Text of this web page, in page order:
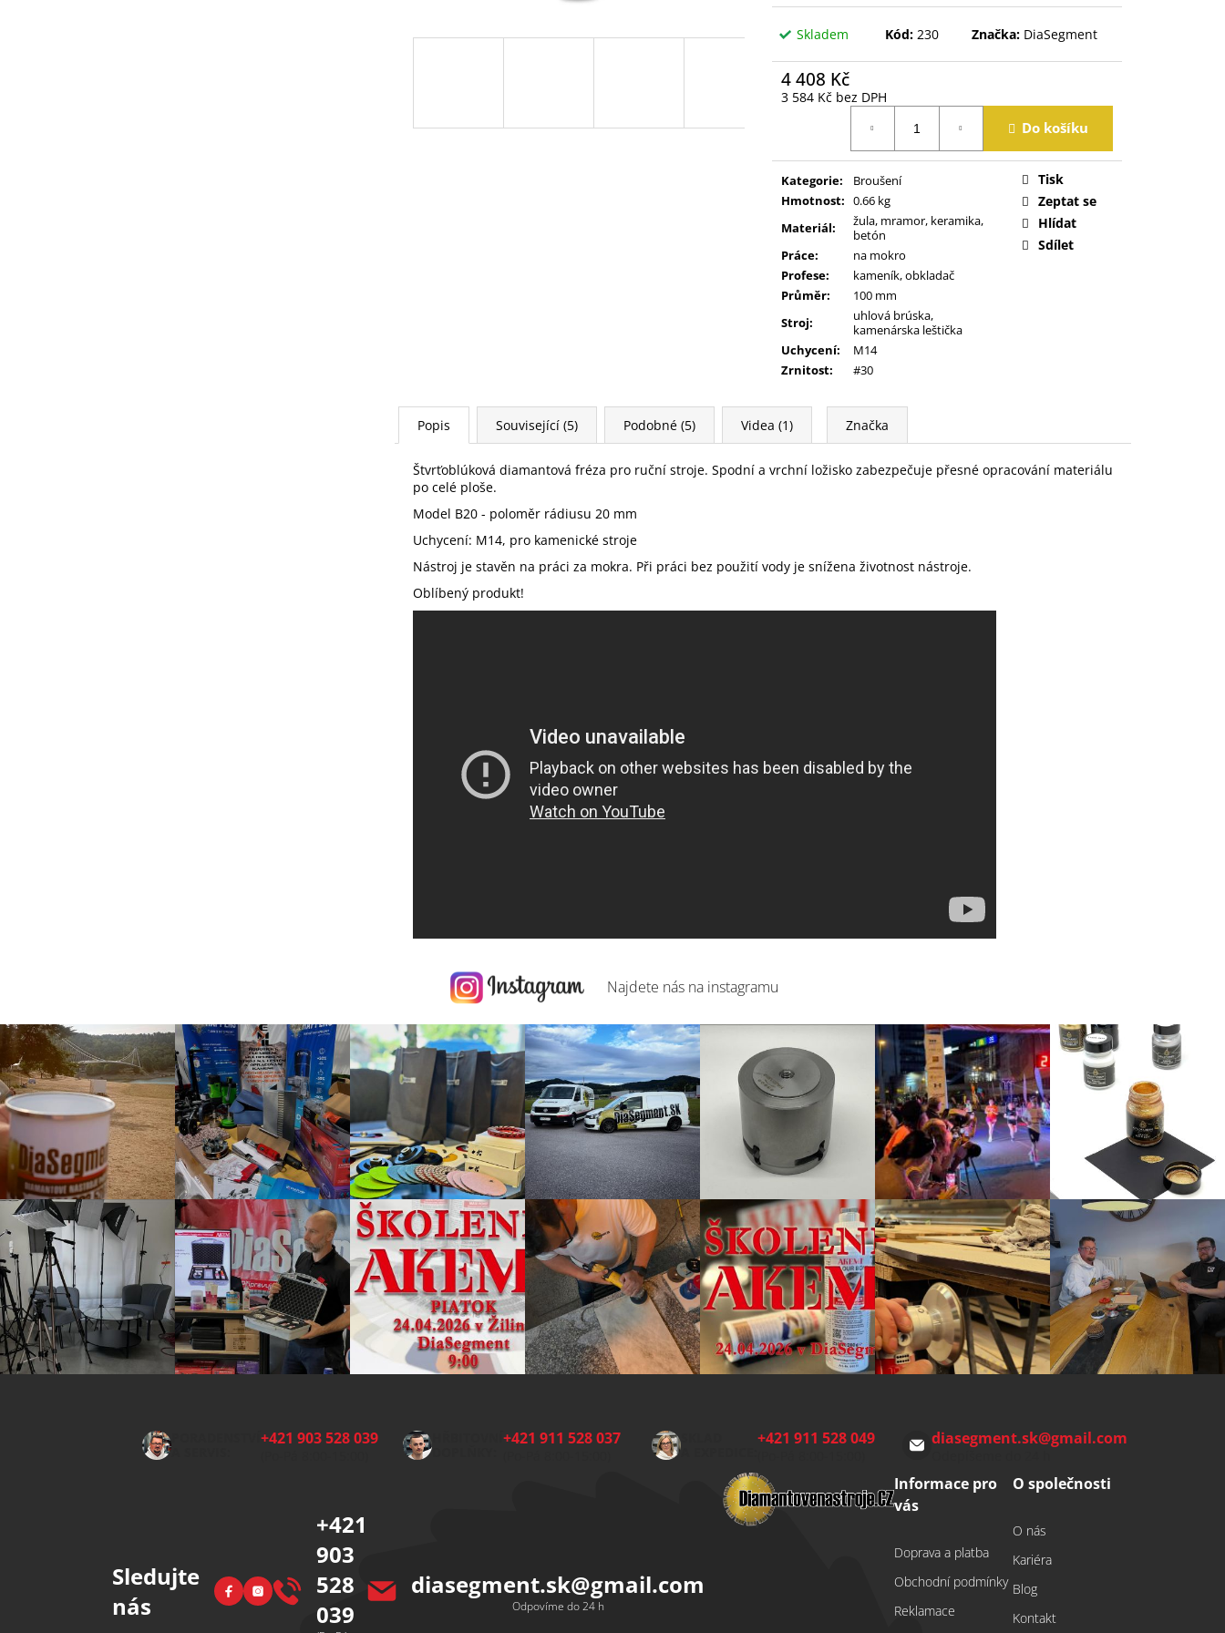
Skladem Kód: 230 Značka: DiaSegment
4 408 Kč
3 584 Kč bez DPH
Do košíku
Kategorie:
Broušení
Hmotnost: 0.66 kg
Materiál:
žula, mramor, keramika,
betón
Práce:
na mokro
Profese:
kameník, obkladač
Průměr:
100 mm
Stroj:
uhlová brúska,
kamenárska leštička
Uchycení:
M14
Zrnitost: #30
Tisk
Zeptat se
Hlídat
Sdílet
Popis Související (5) Podobné (5) Videa (1) Značka
Štvrťoblúková diamantová fréza pro ruční stroje. Spodní a vrchní ložisko zabezpečuje přesné opracování materiálu
po celé ploše.
Model B20 - poloměr rádiusu 20 mm
Uchycení: M14, pro kamenické stroje
Nástroj je stavěn na práci za mokra. Při práci bez použití vody je snížena životnost nástroje.
Oblíbený produkt!
Najdete nás na instagramu
PORADENSTVÍ+421 903 528 039
HŘBITOVNÍ+421 911 528 037
SKLAD
A EXPEDICE:
+421 911 528 049 diasegment.sk@gmail.com
Sledujte
nás
FacebookInstagram
+421
903
528
039
diasegment.sk@gmail.com
Odpovíme do 24 h
Informace pro
vás
Doprava a platba
Obchodní podmínky
Reklamace
O společnosti
O nás
Kariéra
Blog
Kontakt